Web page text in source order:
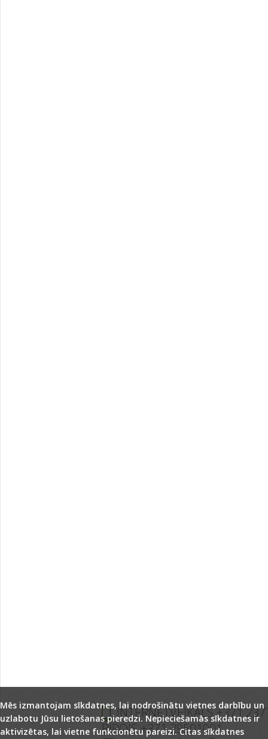
INTERNETVEIKALS +371
BIROJS +371 29501001
Mēs izmantojam sīkdatnes, lai nodrošinātu vietnes darbību un
uzlabotu Jūsu lietošanas pieredzi. Nepieciešamās sīkdatnes ir
aktivizētas, lai vietne funkcionētu pareizi. Citas sīkdatnes